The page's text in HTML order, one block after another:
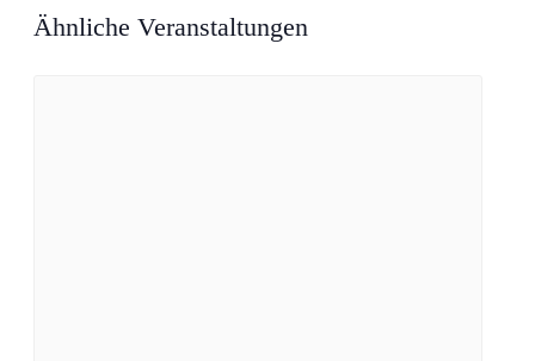
Ähnliche Veranstaltungen